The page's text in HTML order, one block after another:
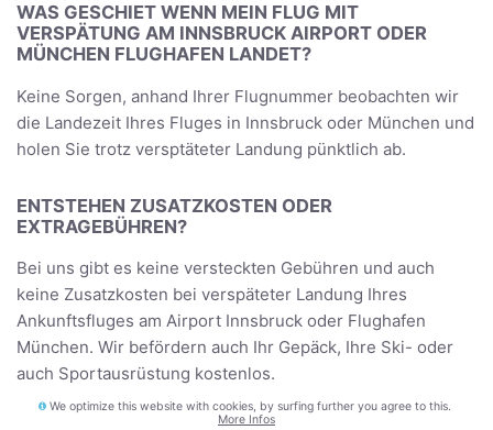
WAS GESCHIET WENN MEIN FLUG MIT
VERSPÄTUNG AM INNSBRUCK AIRPORT ODER
MÜNCHEN FLUGHAFEN LANDET?
Keine Sorgen, anhand Ihrer Flugnummer beobachten wir
die Landezeit Ihres Fluges in Innsbruck oder München und
holen Sie trotz versptäteter Landung pünktlich ab.
ENTSTEHEN ZUSATZKOSTEN ODER
EXTRAGEBÜHREN?
Bei uns gibt es keine versteckten Gebühren und auch
keine Zusatzkosten bei verspäteter Landung Ihres
Ankunftsfluges am Airport Innsbruck oder Flughafen
München. Wir befördern auch Ihr Gepäck, Ihre Ski- oder
auch Sportausrüstung kostenlos.
We optimize this website with cookies, by surfing further you agree to this.
More Infos